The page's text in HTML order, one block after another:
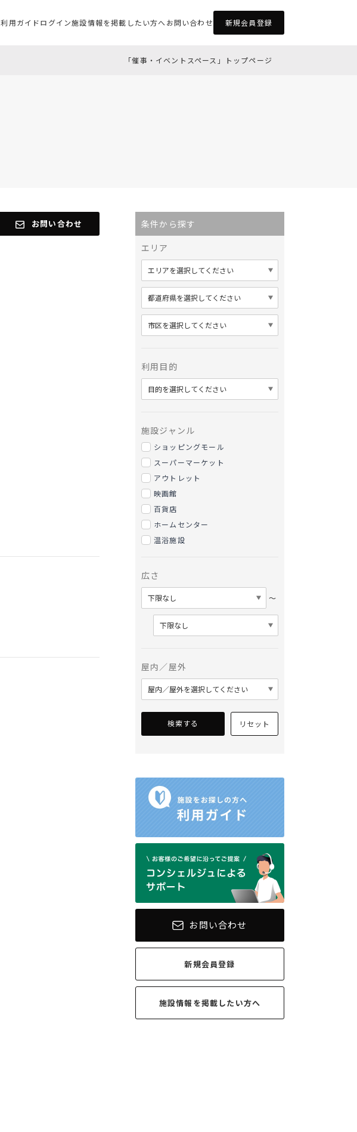
利用ガイドログイン施設情報を掲載したい方へお問い合わせ 新規会員登録
「催事・イベントスペース」トップページ
お問い合わせ
条件から探す
エリア
利用目的
施設ジャンル
ショッピングモール
スーパーマーケット
アウトレット
映画館
百貨店
ホームセンター
温浴施設
広さ
〜
屋内／屋外
検索する リセット
お問い合わせ
新規会員登録
施設情報を掲載したい方へ